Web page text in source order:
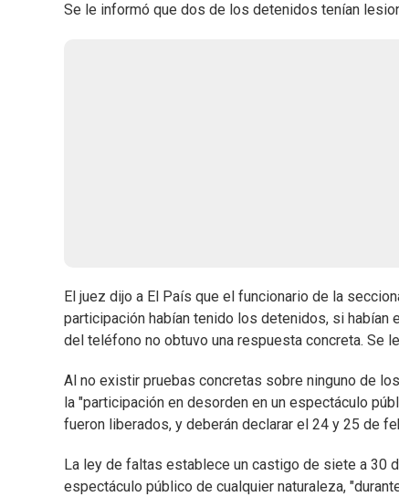
Se le informó que dos de los detenidos tenían
El juez dijo a El País que el funcionario de la
participación habían tenido los detenidos, si habían
del teléfono no obtuvo una respuesta concreta. Se
Al no existir pruebas concretas sobre ninguno de
la "participación en desorden en un espectáculo
fueron liberados, y deberán declarar el 24 y 25 de
La ley de faltas establece un castigo de siete a 30
espectáculo público de cualquier naturaleza,